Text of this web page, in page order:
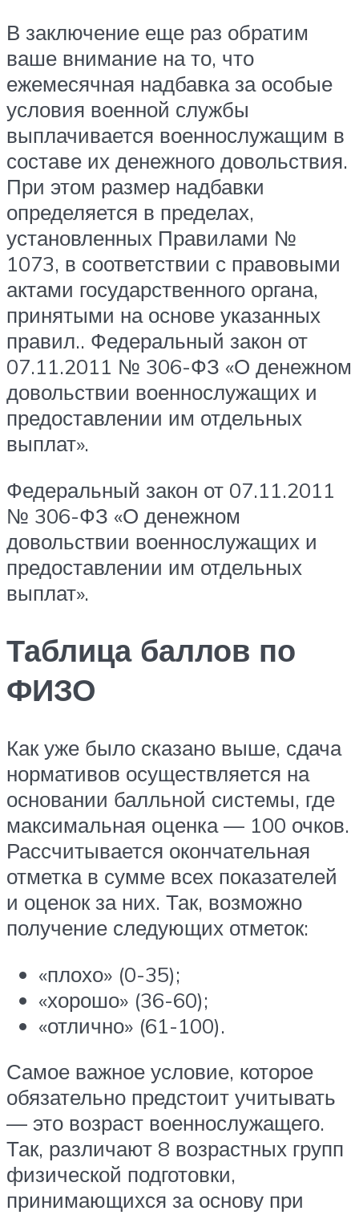
В заключение еще раз обратим
ваше внимание на то, что
ежемесячная надбавка за особые
условия военной службы
выплачивается военнослужащим в
составе их денежного довольствия.
При этом размер надбавки
определяется в пределах,
установленных Правилами №
1073, в соответствии с правовыми
актами государственного органа,
принятыми на основе указанных
правил.. Федеральный закон от
07.11.2011 № 306-ФЗ «О денежном
довольствии военнослужащих и
предоставлении им отдельных
выплат».
Федеральный закон от 07.11.2011
№ 306-ФЗ «О денежном
довольствии военнослужащих и
предоставлении им отдельных
выплат».
Таблица баллов по
ФИЗО
Как уже было сказано выше, сдача
нормативов осуществляется на
основании балльной системы, где
максимальная оценка — 100 очков.
Рассчитывается окончательная
отметка в сумме всех показателей
и оценок за них. Так, возможно
получение следующих отметок:
«плохо» (0-35);
«хорошо» (36-60);
«отлично» (61-100).
Самое важное условие, которое
обязательно предстоит учитывать
— это возраст военнослужащего.
Так, различают 8 возрастных групп
физической подготовки,
принимающихся за основу при